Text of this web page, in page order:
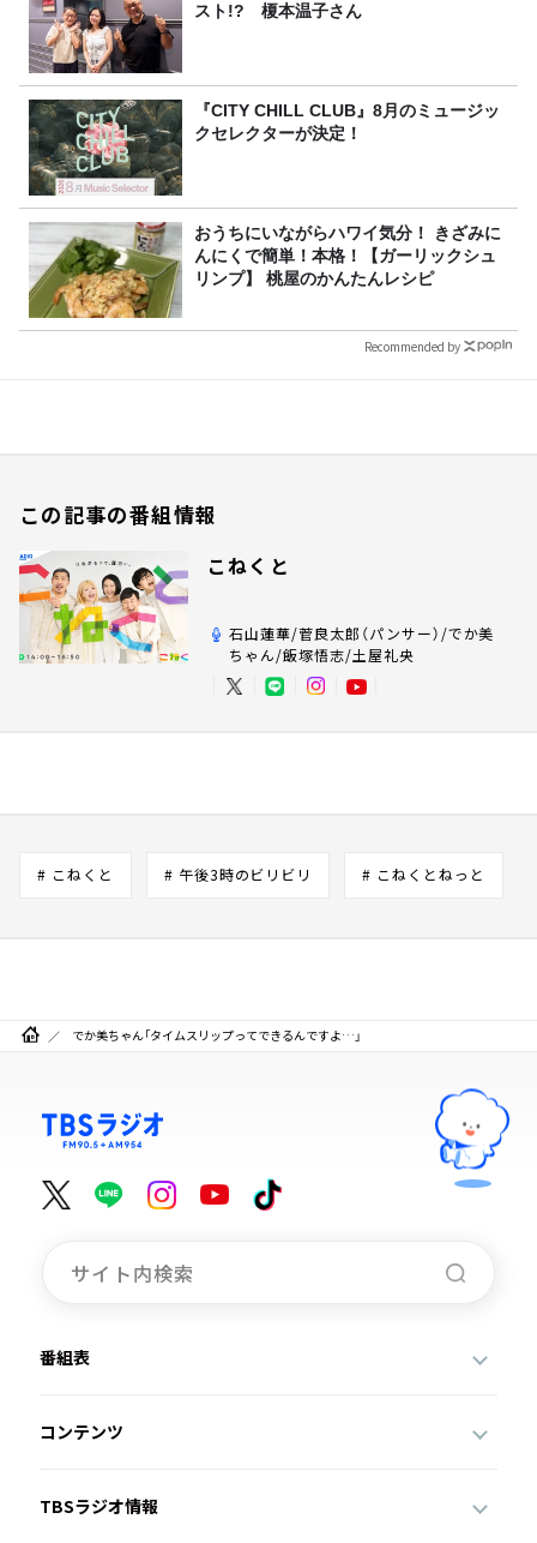
スト!? 榎本温子さん
『CITY CHILL CLUB』8月のミュージッ
クセレクターが決定！
おうちにいながらハワイ気分！ きざみに
んにくで簡単！本格！【ガーリックシュ
リンプ】 桃屋のかんたんレシピ
Recommended by
この記事の番組情報
こねくと
石山蓮華/菅良太郎（パンサー）/でか美
ちゃん/飯塚悟志/土屋礼央
# こねくと # 午後3時のビリビリ # こねくとねっと
でか美ちゃん「タイムスリップってできるんですよ…」
番組表
コンテンツ
TBSラジオ情報